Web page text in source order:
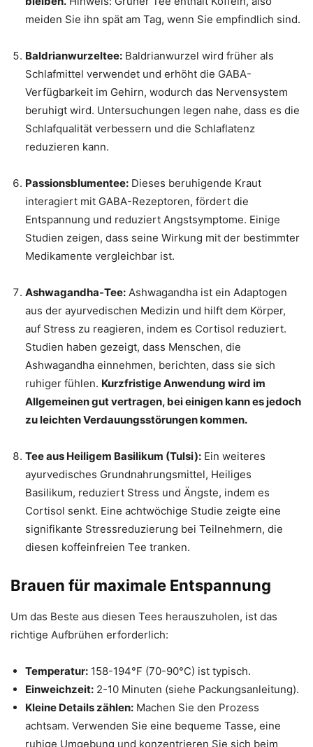
meiden Sie ihn spät am Tag, wenn Sie empfindlich sind.
Baldrianwurzeltee: Baldrianwurzel wird früher als
Schlafmittel verwendet und erhöht die GABA-
Verfügbarkeit im Gehirn, wodurch das Nervensystem
beruhigt wird. Untersuchungen legen nahe, dass es die
Schlafqualität verbessern und die Schlaflatenz
reduzieren kann.
Passionsblumentee: Dieses beruhigende Kraut
interagiert mit GABA-Rezeptoren, fördert die
Entspannung und reduziert Angstsymptome. Einige
Studien zeigen, dass seine Wirkung mit der bestimmter
Medikamente vergleichbar ist.
Ashwagandha-Tee: Ashwagandha ist ein Adaptogen
aus der ayurvedischen Medizin und hilft dem Körper,
auf Stress zu reagieren, indem es Cortisol reduziert.
Studien haben gezeigt, dass Menschen, die
Ashwagandha einnehmen, berichten, dass sie sich
ruhiger fühlen. Kurzfristige Anwendung wird im
Allgemeinen gut vertragen, bei einigen kann es jedoch
zu leichten Verdauungsstörungen kommen.
Tee aus Heiligem Basilikum (Tulsi): Ein weiteres
ayurvedisches Grundnahrungsmittel, Heiliges
Basilikum, reduziert Stress und Ängste, indem es
Cortisol senkt. Eine achtwöchige Studie zeigte eine
signifikante Stressreduzierung bei Teilnehmern, die
diesen koffeinfreien Tee tranken.
Brauen für maximale Entspannung
Um das Beste aus diesen Tees herauszuholen, ist das
richtige Aufbrühen erforderlich:
Temperatur: 158-194°F (70-90°C) ist typisch.
Einweichzeit: 2-10 Minuten (siehe Packungsanleitung).
Kleine Details zählen: Machen Sie den Prozess
achtsam. Verwenden Sie eine bequeme Tasse, eine
ruhige Umgebung und konzentrieren Sie sich beim